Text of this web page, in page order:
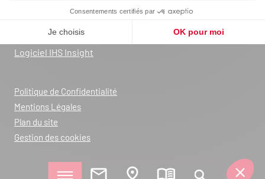
Enregistrement de garanties
Déclarations de performance
Logiciel IHS Insight
Politique de Confidentialité
Mentions Légales
Plan du site
Gestion des cookies